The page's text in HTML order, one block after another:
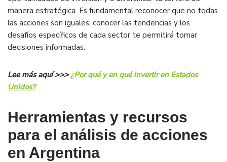
manera estratégica. Es fundamental reconocer que no todas
las acciones son iguales; conocer las tendencias y los
desafíos específicos de cada sector te permitirá tomar
decisiones informadas.
Lee más aquí >>>¿Por qué y en qué invertir en Estados
Unidos?
Herramientas y recursos
para el análisis de acciones
en Argentina